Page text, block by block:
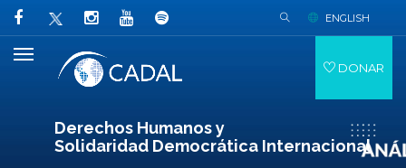
Derechos Humanos y
Solidaridad Democrática Internacional
ENGLISH
DONAR